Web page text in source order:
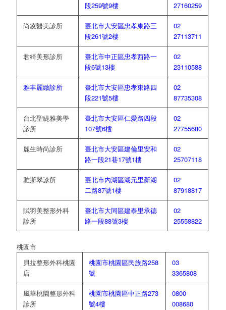
段259號9樓
27160259
尚凌醫美診所
臺北市大安區忠孝東路三
段261號2樓
02
27113711
君綺美形診所
臺北市中正區忠孝西路一
段6號13樓
02
23110588
雅丰麗緻診所
臺北市大安區忠孝東路四
段221號5樓
02
87735308
台北聖緹雅美學
診所
臺北市大安區仁愛路四段
107號6樓
02
27755680
麗生時尚診所
臺北市大安區建倫里安和
路一段21巷17號1樓
02
25707118
雅斯翠診所
臺北市內湖區湖元里新湖
二路87號1樓
02
87918817
賦羽美整形外科
診所
臺北市大同區建泰里承德
路一段88號3樓
02
25558822
桃園市
貝拉整形外科桃園
店
桃園市桃園區民族路258
號
03
3365808
風華桃園整形外科
診所
桃園市桃園區中正路273
號4樓
0800
008680